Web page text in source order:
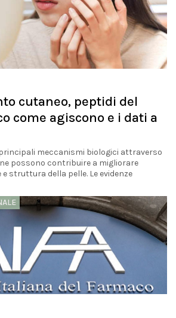
cutaneo, peptidi del
come agiscono e i dati a
meccanismi biologici attraverso
possono contribuire a migliorare
struttura della pelle. Le evidenze